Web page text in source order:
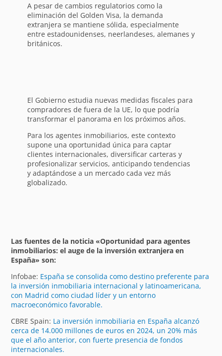
A pesar de cambios regulatorios como la
eliminación del Golden Visa, la demanda
extranjera se mantiene sólida, especialmente
entre estadounidenses, neerlandeses, alemanes y
británicos.
El Gobierno estudia nuevas medidas fiscales para
compradores de fuera de la UE, lo que podría
transformar el panorama en los próximos años.
Para los agentes inmobiliarios, este contexto
supone una oportunidad única para captar
clientes internacionales, diversificar carteras y
profesionalizar servicios, anticipando tendencias
y adaptándose a un mercado cada vez más
globalizado.
Las fuentes de la noticia «Oportunidad para agentes
inmobiliarios: el auge de la inversión extranjera en
España» son:
Infobae: España se consolida como destino preferente para
la inversión inmobiliaria internacional y latinoamericana,
con Madrid como ciudad líder y un entorno
macroeconómico favorable.
CBRE Spain: La inversión inmobiliaria en España alcanzó
cerca de 14.000 millones de euros en 2024, un 20% más
que el año anterior, con fuerte presencia de fondos
internacionales.